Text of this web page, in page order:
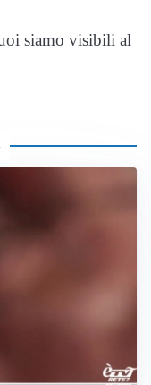
siamo visibili al